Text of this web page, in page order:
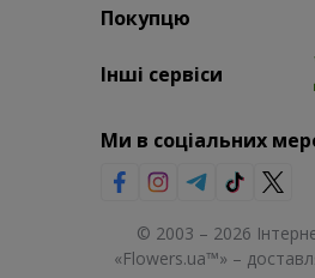
Покупцю
Інші сервіси
Ми в соціальних
© 2003 – 2026
«Flowers.ua™» –